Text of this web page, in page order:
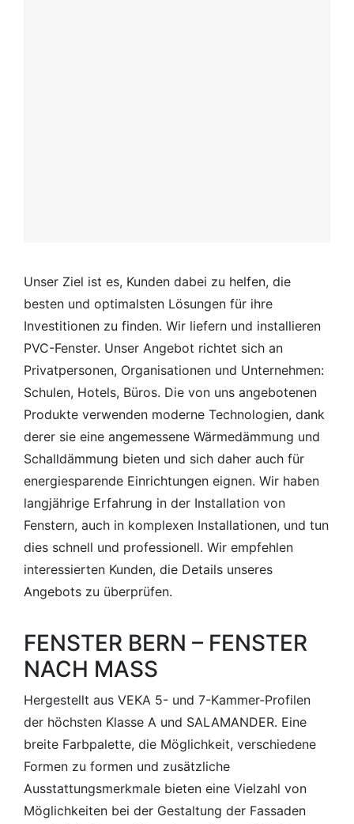
Unser Ziel ist es, Kunden dabei zu helfen, die
besten und optimalsten Lösungen für ihre
Investitionen zu finden. Wir liefern und installieren
PVC-Fenster. Unser Angebot richtet sich an
Privatpersonen, Organisationen und Unternehmen:
Schulen, Hotels, Büros. Die von uns angebotenen
Produkte verwenden moderne Technologien, dank
derer sie eine angemessene Wärmedämmung und
Schalldämmung bieten und sich daher auch für
energiesparende Einrichtungen eignen. Wir haben
langjährige Erfahrung in der Installation von
Fenstern, auch in komplexen Installationen, und tun
dies schnell und professionell. Wir empfehlen
interessierten Kunden, die Details unseres
Angebots zu überprüfen.
FENSTER BERN – FENSTER
NACH MASS
Hergestellt aus VEKA 5- und 7-Kammer-Profilen
der höchsten Klasse A und SALAMANDER. Eine
breite Farbpalette, die Möglichkeit, verschiedene
Formen zu formen und zusätzliche
Ausstattungsmerkmale bieten eine Vielzahl von
Möglichkeiten bei der Gestaltung der Fassaden